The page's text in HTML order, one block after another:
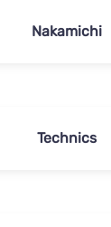
Nakamichi
Technics